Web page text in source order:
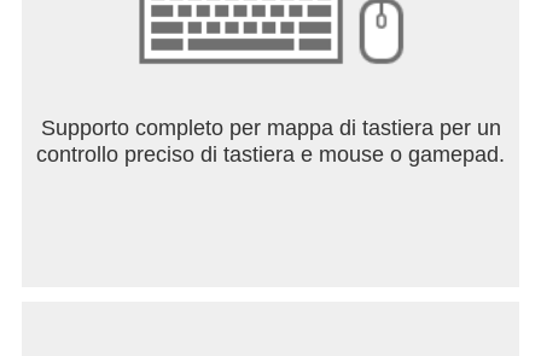
Supporto completo per mappa di tastiera per un
controllo preciso di tastiera e mouse o gamepad.